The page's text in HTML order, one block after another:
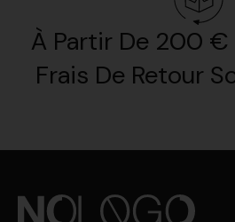
À Partir De 200 €
Frais De Retour